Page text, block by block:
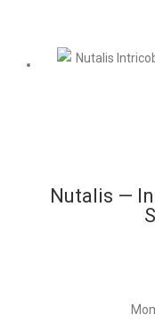
Nutalis —